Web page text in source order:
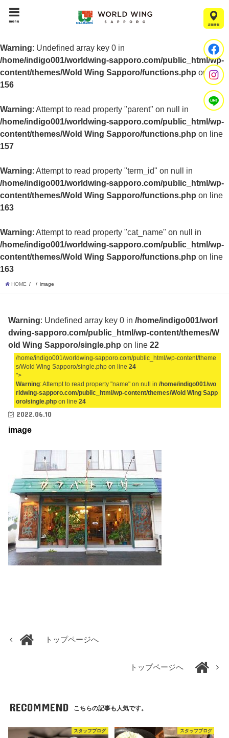
menu
Warning: Undefined array key 0 in
/home/indigo001/worldwing-sapporo.com/public_html/wp-
content/themes/Wold Wing Sapporo/functions.php on line
156
Warning: Attempt to read property "parent" on null in
/home/indigo001/worldwing-sapporo.com/public_html/wp-
content/themes/Wold Wing Sapporo/functions.php on line
157
Warning: Attempt to read property "term_id" on null in
/home/indigo001/worldwing-sapporo.com/public_html/wp-
content/themes/Wold Wing Sapporo/functions.php on line
163
Warning: Attempt to read property "cat_name" on null in
/home/indigo001/worldwing-sapporo.com/public_html/wp-
content/themes/Wold Wing Sapporo/functions.php on line
163
HOME image
Warning: Undefined array key 0 in/home/indigo001/worl
dwing-sapporo.com/public_html/wp-content/themes/W
old Wing Sapporo/single.php on line22
/home/indigo001/worldwing-sapporo.com/public_html/wp-content/theme
s/Wold Wing Sapporo/single.php on line24
">
Warning: Attempt to read property "name" on null in/home/indigo001/wo
rldwing-sapporo.com/public_html/wp-content/themes/Wold Wing Sapp
oro/single.php on line24
2022.06.10
image
トップページへ
トップページへ
RECOMMEND こちらの記事も人気です。
スタッフブログ スタッフブログ